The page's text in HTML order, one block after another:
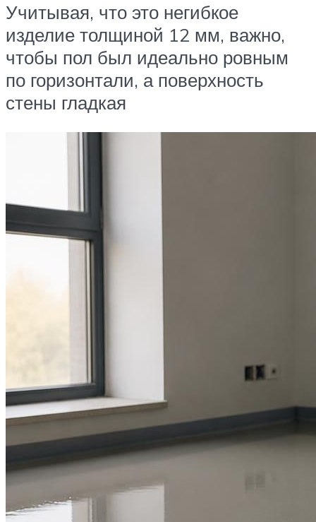
Учитывая, что это негибкое
изделие толщиной 12 мм, важно,
чтобы пол был идеально ровным
по горизонтали, а поверхность
стены гладкая